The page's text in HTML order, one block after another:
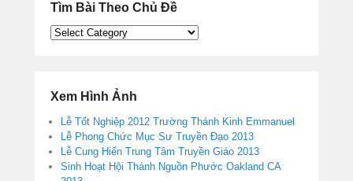
Tìm Bài Theo Chủ Đề
Tìm
Đề
Xem Hình Ảnh
Lễ Tốt Nghiệp 2012 Trường Thánh Kinh Emmanuel
Lễ Phong Chức Mục Sư Truyền Đạo 2013
Lễ Cung Hiến Trung Tâm Truyền Giáo 2013
Sinh Hoạt Hội Thánh Nguồn Phước Oakland CA